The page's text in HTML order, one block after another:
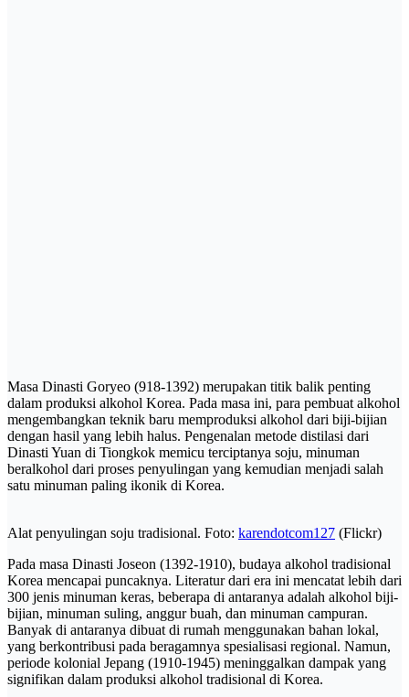
Masa Dinasti Goryeo (918-1392) merupakan titik balik penting
dalam produksi alkohol Korea. Pada masa ini, para pembuat alkohol
mengembangkan teknik baru memproduksi alkohol dari biji-bijian
dengan hasil yang lebih halus. Pengenalan metode distilasi dari
Dinasti Yuan di Tiongkok memicu terciptanya soju, minuman
beralkohol dari proses penyulingan yang kemudian menjadi salah
satu minuman paling ikonik di Korea.
Alat penyulingan soju tradisional. Foto: karendotcom127 (Flickr)
Pada masa Dinasti Joseon (1392-1910), budaya alkohol tradisional
Korea mencapai puncaknya. Literatur dari era ini mencatat lebih dari
300 jenis minuman keras, beberapa di antaranya adalah alkohol biji-
bijian, minuman suling, anggur buah, dan minuman campuran.
Banyak di antaranya dibuat di rumah menggunakan bahan lokal,
yang berkontribusi pada beragamnya spesialisasi regional. Namun,
periode kolonial Jepang (1910-1945) meninggalkan dampak yang
signifikan dalam produksi alkohol tradisional di Korea.